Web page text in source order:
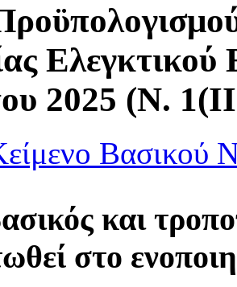
2025 (Ν.
Βασικού
και
στο